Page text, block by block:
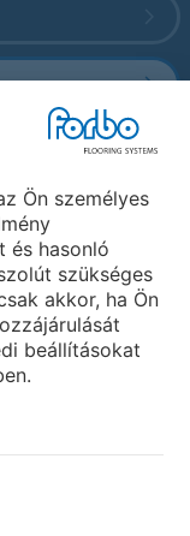
Ön személyes
és hasonló
szükséges
akkor, ha Ön
beállításokat